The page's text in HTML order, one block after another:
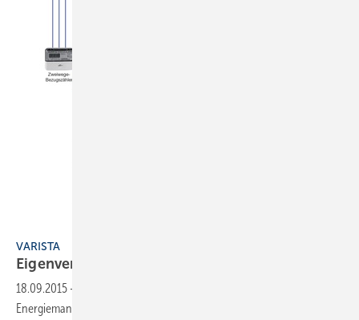
VARISTA
Eigenverbrauch
18.09.2015 -
Energiemangement-System für den Verbrauch von überschüssigem